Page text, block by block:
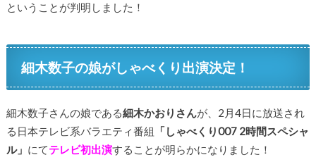
ということが判明しました！
細木数子の娘がしゃべくり出演決定！
細木数子さんの娘である細木かおりさんが、2月4日に放送され
る日本テレビ系バラエティ番組
「しゃべくり007 2時間スペシャ
ル」 にてテレビ初出演することが明らかになりました！